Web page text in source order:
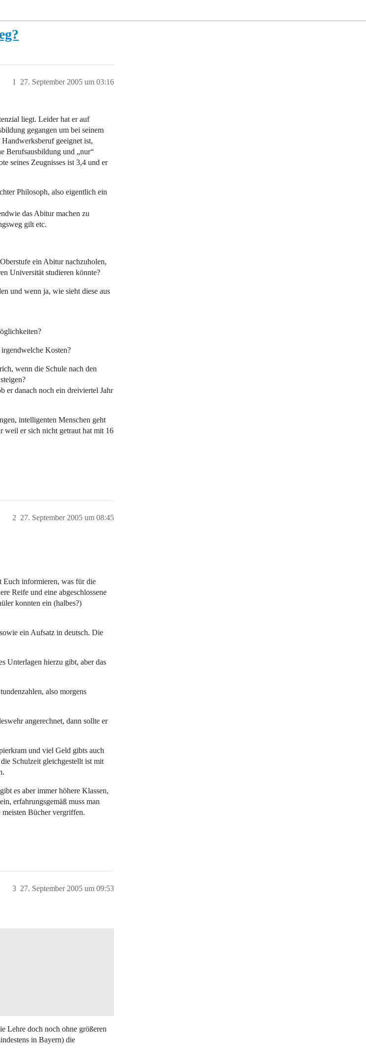
27. September 2005 um 03:16
1
liegt. Leider hat er auf
gegangen um bei seinem
geeignet ist,
Berufsausbildung und „nur“
seines Zeugnisses ist 3,4 und er
Philosoph, also eigentlich ein
das Abitur machen zu
gilt etc.
ein Abitur nachzuholen,
Universität studieren könnte?
und wenn ja, wie sieht diese aus
Kosten?
wenn die Schule nach den
er danach noch ein dreiviertel Jahr
intelligenten Menschen geht
weil er sich nicht getraut hat mit 16
27. September 2005 um 08:45
2
Euch informieren, was für die
Reife und eine abgeschlossene
konnten ein (halbes?)
ein Aufsatz in deutsch. Die
Unterlagen hierzu gibt, aber das
also morgens
angerechnet, dann sollte er
und viel Geld gibts auch
Schulzeit gleichgestellt ist mit
es aber immer höhere Klassen,
erfahrungsgemäß muss man
Bücher vergriffen.
27. September 2005 um 09:53
3
Lehre doch noch ohne größeren
in Bayern) die